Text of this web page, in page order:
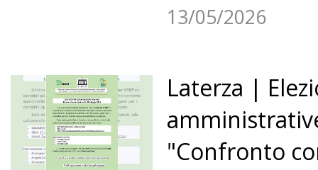
13/05/2026
Laterza |
"Confronto
« 13 14 15 16
18 19 20 21 22 23